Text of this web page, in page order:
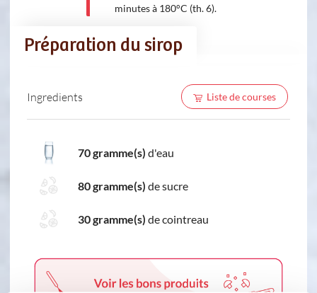
minutes à 180°C (th. 6).
Préparation du sirop
Ingredients Liste de courses
70 gramme(s) d'eau
80 gramme(s) de sucre
30 gramme(s) de cointreau